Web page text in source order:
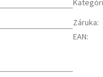
Záruka:
EAN: